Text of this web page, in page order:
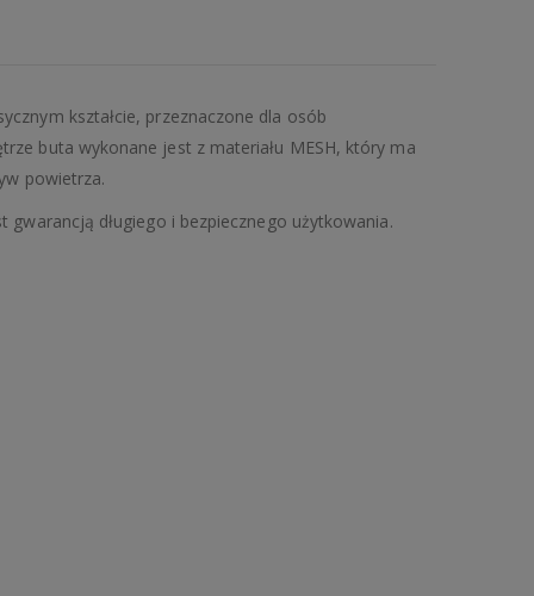
kształcie, przeznaczone dla osób
buta wykonane jest z materiału MESH, który ma
powietrza.
długiego i bezpiecznego użytkowania.